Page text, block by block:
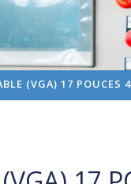
(VGA) 17 POUCES